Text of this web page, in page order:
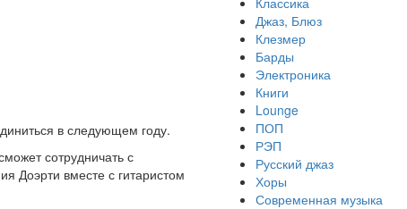
в следующем году.
сотрудничать с
Доэрти вместе с гитаристом
Джаз, Блюз
Клезмер
Барды
Электроника
Книги
Lounge
ПОП
РЭП
Русский джаз
Хоры
Современная музыка